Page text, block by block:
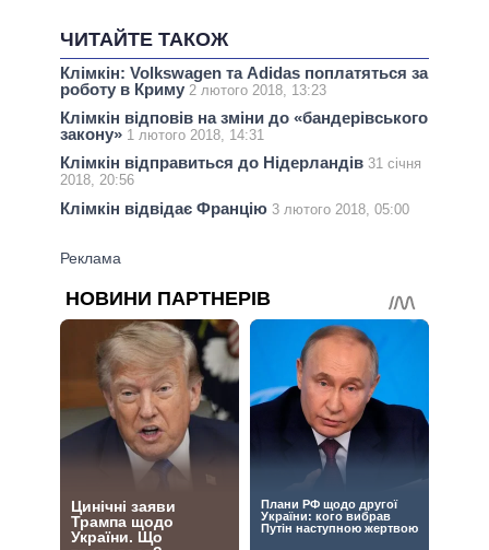
ЧИТАЙТЕ ТАКОЖ
Клімкін: Volkswagen та Adidas поплатяться за
роботу в Криму 2 лютого 2018, 13:23
Клімкін відповів на зміни до «бандерівського
закону» 1 лютого 2018, 14:31
Клімкін відправиться до Нідерландів 31 січня
2018, 20:56
Клімкін відвідає Францію 3 лютого 2018, 05:00